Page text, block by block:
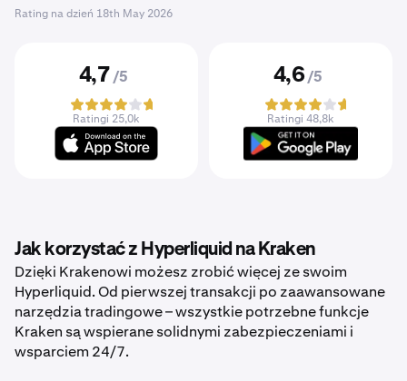
Rating na dzień 18th May 2026
4,7 /5
Ratingi 25,0k
4,6 /5
Ratingi 48,8k
Jak korzystać z Hyperliquid na Kraken
Dzięki Krakenowi możesz zrobić więcej ze swoim
Hyperliquid. Od pierwszej transakcji po zaawansowane
narzędzia tradingowe – wszystkie potrzebne funkcje
Kraken są wspierane solidnymi zabezpieczeniami i
wsparciem 24/7.